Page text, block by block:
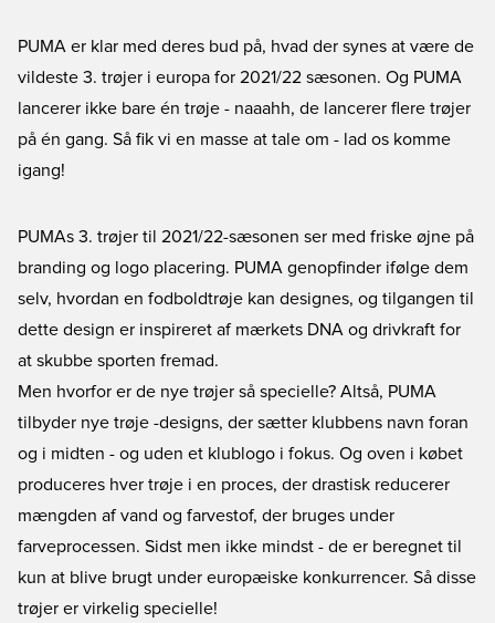
PUMA er klar med deres bud på, hvad der synes at være de
vildeste 3. trøjer i europa for 2021/22 sæsonen. Og PUMA
lancerer ikke bare én trøje - naaahh, de lancerer flere trøjer
på én gang. Så fik vi en masse at tale om - lad os komme
igang!
PUMAs 3. trøjer til 2021/22-sæsonen ser med friske øjne på
branding og logo placering. PUMA genopfinder ifølge dem
selv, hvordan en fodboldtrøje kan designes, og tilgangen til
dette design er inspireret af mærkets DNA og drivkraft for
at skubbe sporten fremad.
Men hvorfor er de nye trøjer så specielle? Altså, PUMA
tilbyder nye trøje -designs, der sætter klubbens navn foran
og i midten - og uden et klublogo i fokus. Og oven i købet
produceres hver trøje i en proces, der drastisk reducerer
mængden af vand og farvestof, der bruges under
farveprocessen. Sidst men ikke mindst - de er beregnet til
kun at blive brugt under europæiske konkurrencer. Så disse
trøjer er virkelig specielle!